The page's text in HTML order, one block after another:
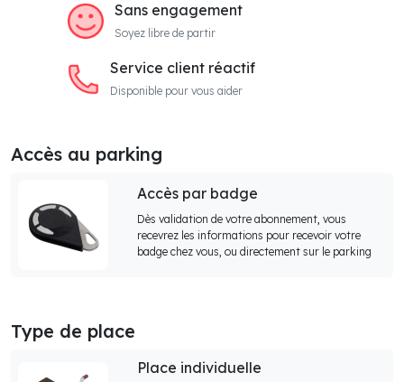
Sans engagement
Soyez libre de partir
Service client réactif
Disponible pour vous aider
Accès au parking
Accès par badge
Dès validation de votre abonnement, vous
recevrez les informations pour recevoir votre
badge chez vous, ou directement sur le parking
Type de place
Place individuelle